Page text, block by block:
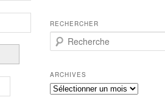
RECHERCHER
e
h
e
r
ARCHIVES
Archives